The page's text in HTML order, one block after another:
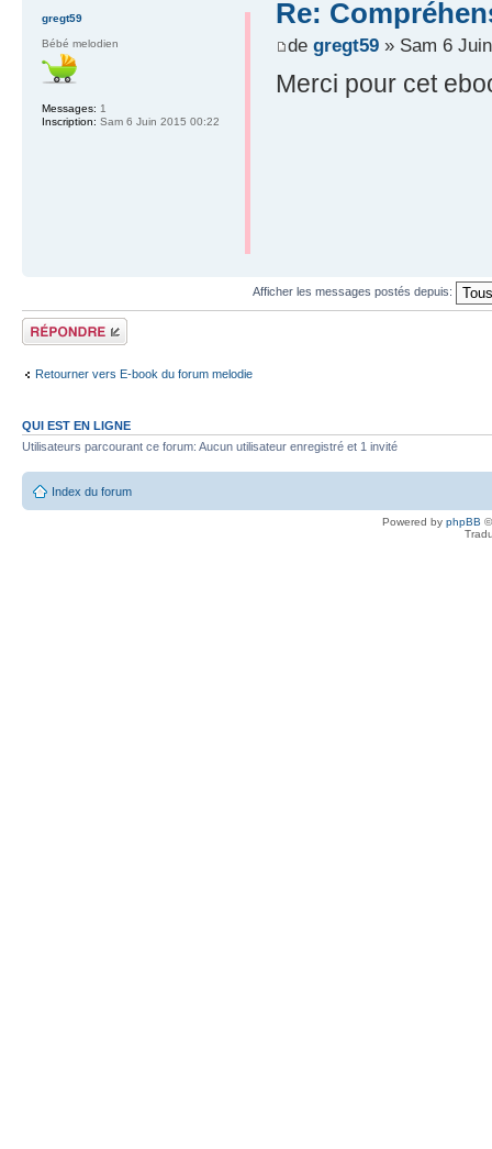
Re:
de gregt59» Sam 6
Merci pour cet
gregt59
Bébé melodien
Messages: 1
Inscription: Sam 6 Juin 2015 00:22
Afficher les messages postés depuis:
Répondre
Retourner vers E-book du forum melodie
QUI EST EN LIGNE
Utilisateurs parcourant ce forum: Aucun utilisateur enregistré et 1 invité
Index du forum
Powered by phpBB